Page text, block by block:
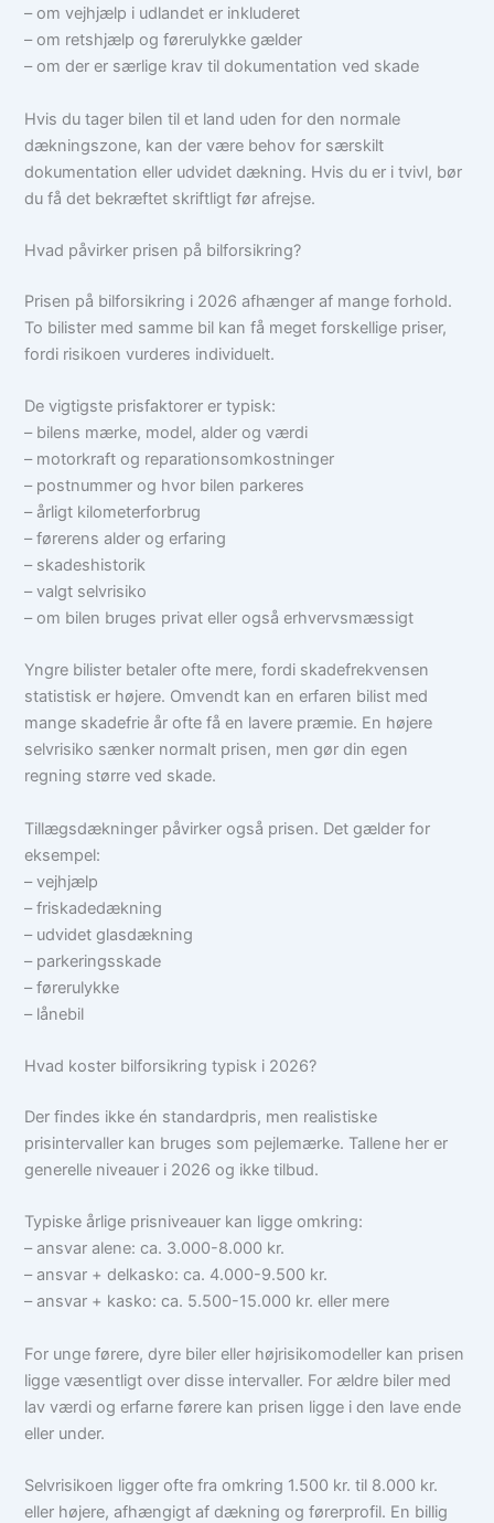
– om vejhjælp i udlandet er inkluderet
– om retshjælp og førerulykke gælder
– om der er særlige krav til dokumentation ved skade
Hvis du tager bilen til et land uden for den normale
dækningszone, kan der være behov for særskilt
dokumentation eller udvidet dækning. Hvis du er i tvivl, bør
du få det bekræftet skriftligt før afrejse.
Hvad påvirker prisen på bilforsikring?
Prisen på bilforsikring i 2026 afhænger af mange forhold.
To bilister med samme bil kan få meget forskellige priser,
fordi risikoen vurderes individuelt.
De vigtigste prisfaktorer er typisk:
– bilens mærke, model, alder og værdi
– motorkraft og reparationsomkostninger
– postnummer og hvor bilen parkeres
– årligt kilometerforbrug
– førerens alder og erfaring
– skadeshistorik
– valgt selvrisiko
– om bilen bruges privat eller også erhvervsmæssigt
Yngre bilister betaler ofte mere, fordi skadefrekvensen
statistisk er højere. Omvendt kan en erfaren bilist med
mange skadefrie år ofte få en lavere præmie. En højere
selvrisiko sænker normalt prisen, men gør din egen
regning større ved skade.
Tillægsdækninger påvirker også prisen. Det gælder for
eksempel:
– vejhjælp
– friskadedækning
– udvidet glasdækning
– parkeringsskade
– førerulykke
– lånebil
Hvad koster bilforsikring typisk i 2026?
Der findes ikke én standardpris, men realistiske
prisintervaller kan bruges som pejlemærke. Tallene her er
generelle niveauer i 2026 og ikke tilbud.
Typiske årlige prisniveauer kan ligge omkring:
– ansvar alene: ca. 3.000-8.000 kr.
– ansvar + delkasko: ca. 4.000-9.500 kr.
– ansvar + kasko: ca. 5.500-15.000 kr. eller mere
For unge førere, dyre biler eller højrisikomodeller kan prisen
ligge væsentligt over disse intervaller. For ældre biler med
lav værdi og erfarne førere kan prisen ligge i den lave ende
eller under.
Selvrisikoen ligger ofte fra omkring 1.500 kr. til 8.000 kr.
eller højere, afhængigt af dækning og førerprofil. En billig